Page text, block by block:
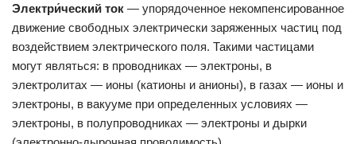
Электри́ческий ток — упорядоченное некомпенсированное
движение свободных электрически заряженных частиц под
воздействием электрического поля. Такими частицами
могут являться: в проводниках — электроны, в
электролитах — ионы (катионы и анионы), в газах — ионы и
электроны, в вакууме при определенных условиях —
электроны, в полупроводниках — электроны и дырки